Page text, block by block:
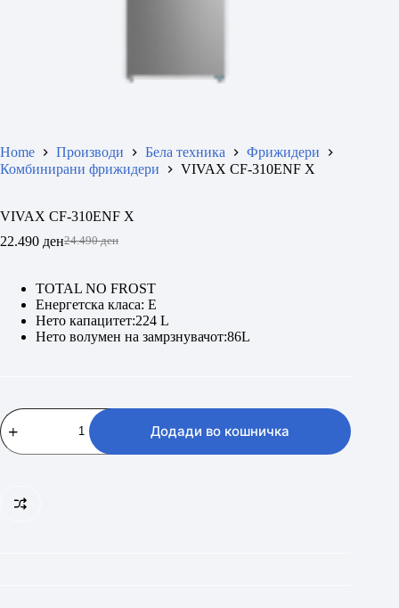
Home Производи Бела техника
Фрижидери
Комбинирани фрижидери
VIVAX CF-310ENF X
VIVAX CF-310ENF X
24.490ден
Original
24.490 ден.
22.490 денCurrent
22.490 ден.
TOTAL NO FROST
Енергетска класа: E
Нето капацитет:224 L
Нето волумен на замрзнувачот:86L
VIVAX
CF-
310ENF
Додади во кошничка